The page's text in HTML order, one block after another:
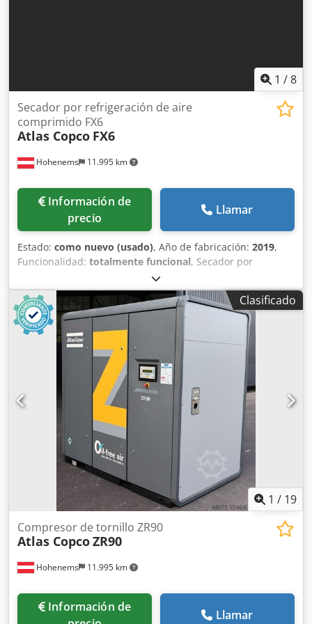
de carga y se entrega con un historial de mantenimiento
completo (libro de revisiones). Las visitas son posibles,
dentro del horario de apertura especificado, sin necesidad
de cita previa. Venta sólo a profesionales (agricultura,
autónomos, pequeños y grandes negocios) o para
exportación. Salvo errores y venta previa. Cjdpfsr Uzazox
Aftorf
1 /8
Hohenems 11.995 km
Secador por refrigeración de aire
comprimido FX6
Atlas Copco FX6
Información de
precio
Llamar
Estado: como nuevo (usado), Año de fabricación: 2019,
Funcionalidad: totalmente funcional, Secador por
refrigeración Atlas Copco FX6, usado 2,34 m³/min 14 bares
Codpfxozrtbie Afterf Año de fabricación: 2019
Clasificado
1 / 19
Hohenems 11.995 km
Compresor de tornillo ZR90
Atlas CopcoZR90
Información de
Llamar